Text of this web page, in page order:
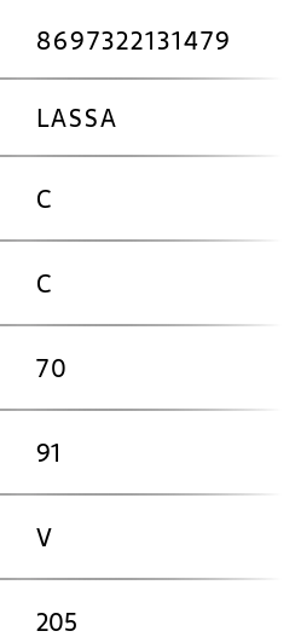
8697322131479
LASSA
C
C
70
91
V
205